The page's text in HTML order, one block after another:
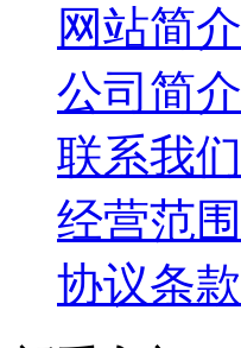
网站简介
公司简介
联系我们
经营范围
协议条款